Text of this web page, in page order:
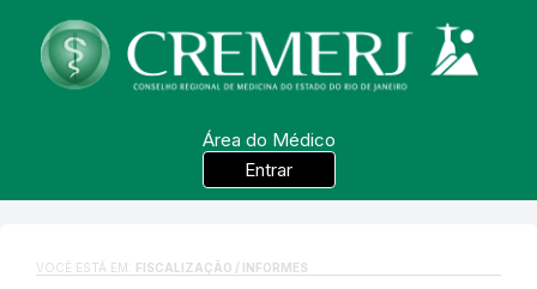
Área do Médico
Entrar
VOCÊ ESTÁ EM: FISCALIZAÇÃO / INFORMES